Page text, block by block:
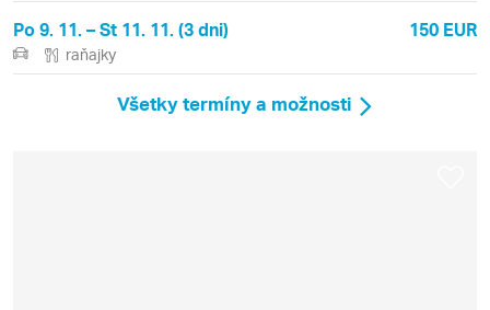
Po 9. 11. – St 11. 11. (3 dni) 150 EUR
raňajky
Všetky termíny a možnosti